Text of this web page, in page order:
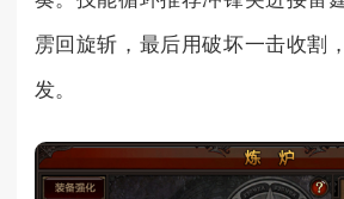
雳回旋斩，最后用破坏一击收割
发。